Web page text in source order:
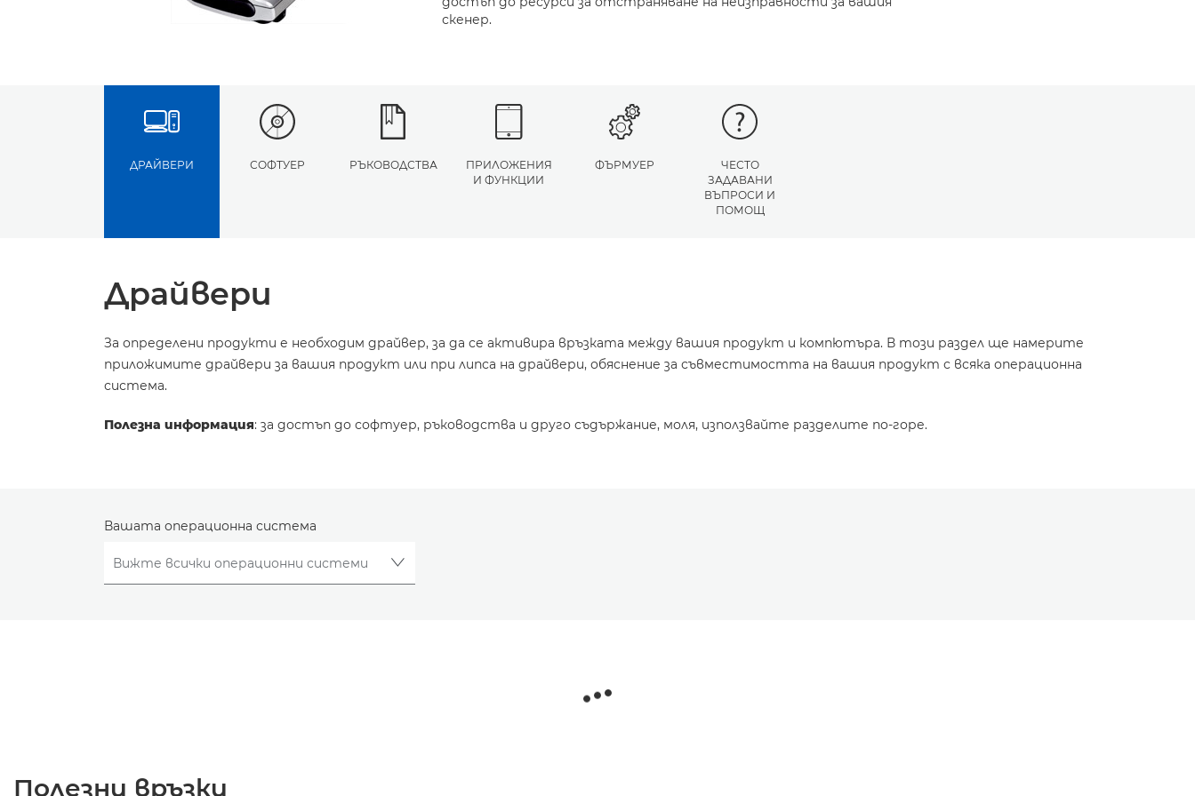
скенер.
ДРАЙВЕРИ СОФТУЕР РЪКОВОДСТВА
ПРИЛОЖЕНИЯ
И ФУНКЦИИ
ФЪРМУЕР
ЧЕСТО
ЗАДАВАНИ
ВЪПРОСИ И
ПОМОЩ
Драйвери
За определени продукти е необходим драйвер, за да се активира връзката между вашия продукт и компютъра. В този раздел ще намерите
приложимите драйвери за вашия продукт или при липса на драйвери, обяснение за съвместимостта на вашия продукт с всяка операционна
система.
Полезна информация: за достъп до софтуер, ръководства и друго съдържание, моля, използвайте разделите по-горе.
Вашата операционна система
Полезни връзки